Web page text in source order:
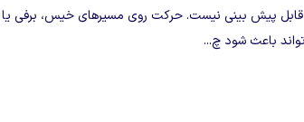
قابل پیش بینی نیست. حرکت روی مسیرهای خیس، برفی یا
باعث شود چ...